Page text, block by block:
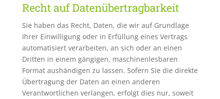
Recht auf Datenübertragbarkeit
Sie haben das Recht, Daten, die wir auf Grundlage
Ihrer Einwilligung oder in Erfüllung eines Vertrags
automatisiert verarbeiten, an sich oder an einen
Dritten in einem gängigen, maschinenlesbaren
Format aushändigen zu lassen. Sofern Sie die direkte
Übertragung der Daten an einen anderen
Verantwortlichen verlangen, erfolgt dies nur, soweit